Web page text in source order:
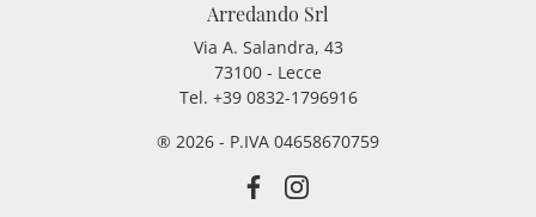
Arredando Srl
Via A. Salandra, 43
73100 - Lecce
Tel. +39 0832-1796916
® 2026 - P.IVA 04658670759